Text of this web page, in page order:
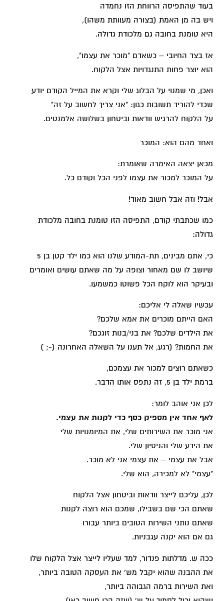
בעוד שהתפיסה הרווחת הזו נחמדה
ויש בה מן האמת (בצורה מעוותת משהו),
היא טומנת בחובה גם מלכודת גדולה.
אז בצד החיובי – כשאדם "מוכר את עצמו",
הוא יוצר פחות התנגדויות אצל הלקוח.
ואכן, מי שמנוי על הבלוג שלי וקרא את המייל הקודם יודע
שכדי להוריד תשובות כגון: "אני צריך לחשוב על זה"
על הלקוח להרגיש וודאות וביטחון בשלושה אלמנטים.
ואחד מהם הוא: המוכר
מכאן יצאה האימרה שאומרת:
על המוכר למכור את עצמו לפני הכל וקודם כל.
אבל! וזה אבל חשוב מאוד!
כמו שכתבתי קודם, התפיסה הזו טומנת בחובה מלכודת
גדולה:
כי, אתם מבינים, תת-המודע שלנו הוא כמו ילד קטן בן 5
שיושב לו שם מאחור וצופה על מה שאתם עושים ואומרים
ובעיקר הוא לוקח הכל פשוטו כמשמעו.
עכשיו שאלה לי אליכם:
האם הייתם מוכרים את אמא שלכם?
את הילדים שלכם? את בני/בנות זוגכם?
את החמות? (רגע, אל תענו על השאלה האחרונה (-; )
כשאתם רוצים למכור את עצמכם,
ברמת ילד בן 5, זה נתפס אותו הדבר.
לכן אני אוהב לומר:
לאף אחד אין מספיק כסף כדי לקנות את עצמי.
אני מוכר את השירותים שלי, את המיומנויות שלי
את הידע שלי והניסיון שלי.
אבל את עצמי – את עצמי אני לא מוכר.
"עצמי" לא למכירה, הוא שלי.
לכן, עליכם לייצר וודאות וביטחון אצל הלקוח
שאתם הכי שם בשבילו, שמכם הוא רוצה לקנות
שאתם נותני השירות הטובים ביותר עבורו
גם אם הוא יקנה עגבניות.
ככה ש. מדלתות פנדור, למד שעליו לייצר אצל הלקוח שלו
את ההבנה שהוא יקבל מש' את העסקה הטובה ביותר,
ואת השירות ברמה הגבוהה ביותר,